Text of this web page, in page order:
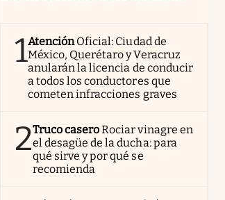
1AtenciónOficial: Ciudad de
México, Querétaro y Veracruz
anularán la licencia de conducir
a todos los conductores que
cometen infracciones graves
2Truco caseroRociar vinagre en
el desagüe de la ducha: para
qué sirve y por qué se
recomienda